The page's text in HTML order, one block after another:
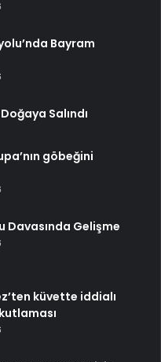
Bayram
Salındı
göbeğini
Davasında Gelişme
küvette iddialı